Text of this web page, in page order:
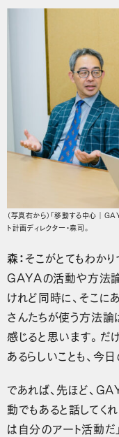
（写真右から）「移動する中心｜
ト計画ディレクター・森司。
森：そこがとてもわか
GAYAの活動や方法論
けれど同時に、そこに
さんたちが使う方法論
感じると思います。だ
あるらしいことも、今
であれば、先ほど、
動でもあると話してく
は自分のアート活動だ